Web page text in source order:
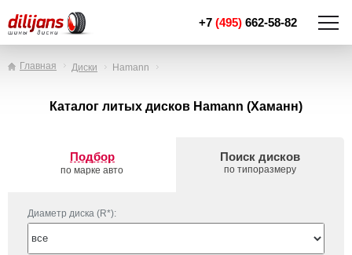
+7 (495) 662-58-82
Главная Диски Hamann
Каталог литых дисков Hamann (Хаманн)
Подбор
по марке авто
Поиск дисков
по типоразмеру
Диаметр диска (R*):